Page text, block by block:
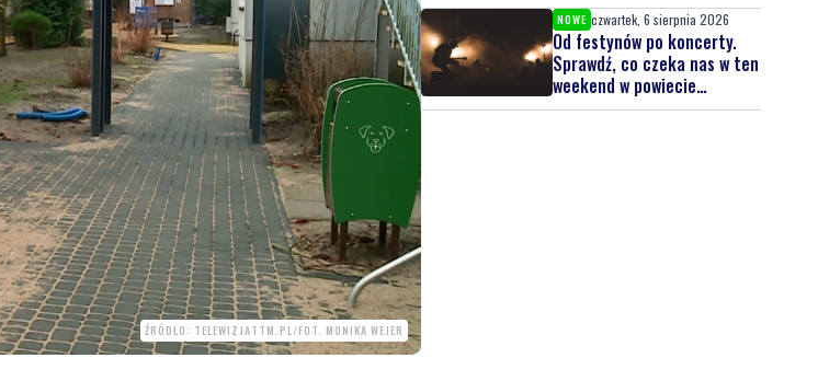
ŹRÓDŁO: TELEWIZJATTM.PL/FOT. MONIKA WEJER
NOWE czwartek, 6 sierpnia 2026
Od festynów po koncerty.
Sprawdź, co czeka nas w ten
weekend w powiecie
lęborskim